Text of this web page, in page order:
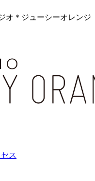
オ＊ジューシーオレンジ
ス